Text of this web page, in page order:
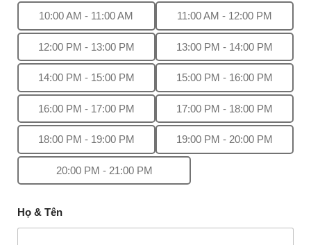
10:00 AM - 11:00 AM 11:00 AM - 12:00 PM
12:00 PM - 13:00 PM 13:00 PM - 14:00 PM
14:00 PM - 15:00 PM 15:00 PM - 16:00 PM
16:00 PM - 17:00 PM 17:00 PM - 18:00 PM
18:00 PM - 19:00 PM 19:00 PM - 20:00 PM
20:00 PM - 21:00 PM
Họ & Tên